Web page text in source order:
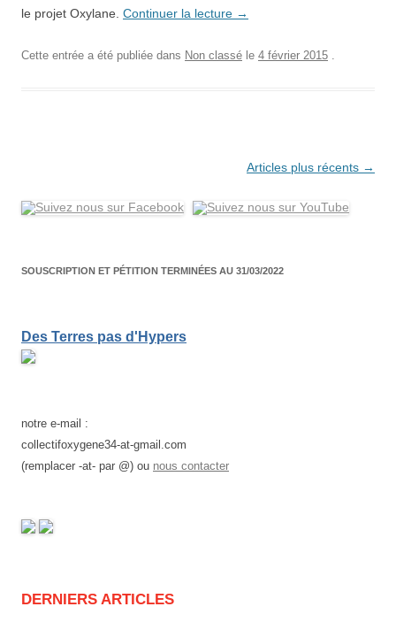
le projet Oxylane. Continuer la lecture →
Cette entrée a été publiée dans Non classé le 4 février 2015 .
articles
Articles plus récents →
SOUSCRIPTION ET PÉTITION TERMINÉES AU 31/03/2022
Des Terres pas d'Hypers
notre e-mail :
collectifoxygene34-at-gmail.com
(remplacer -at- par @) ou nous contacter
DERNIERS ARTICLES